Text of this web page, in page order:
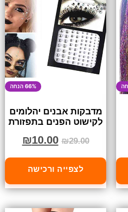
66% הנחה
מדבקות אבנים יהלומים
לקישוט הפנים בתפזורת
₪29.00
₪10.00
לצפייה ורכישה